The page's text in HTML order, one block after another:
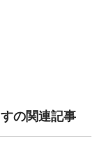
の関連記事